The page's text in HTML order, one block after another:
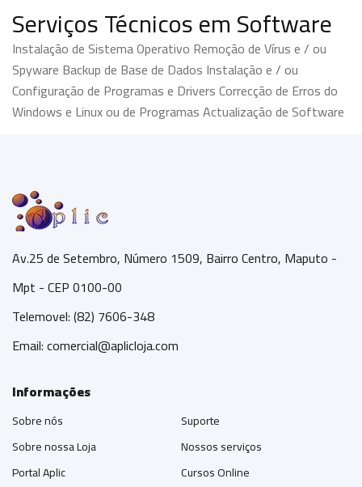
Serviços Técnicos em Software
Instalação de Sistema Operativo Remoção de Vírus e / ou
Spyware Backup de Base de Dados Instalação e / ou
Configuração de Programas e Drivers Correcção de Erros do
Windows e Linux ou de Programas Actualização de Software
Av.25 de Setembro, Número 1509, Bairro Centro, Maputo -
Mpt - CEP 0100-00
Telemovel: (82) 7606-348
Email:comercial@aplicloja.com
Informações
Sobre nós
Sobre nossa Loja
Portal Aplic
Suporte
Nossos serviços
Cursos Online